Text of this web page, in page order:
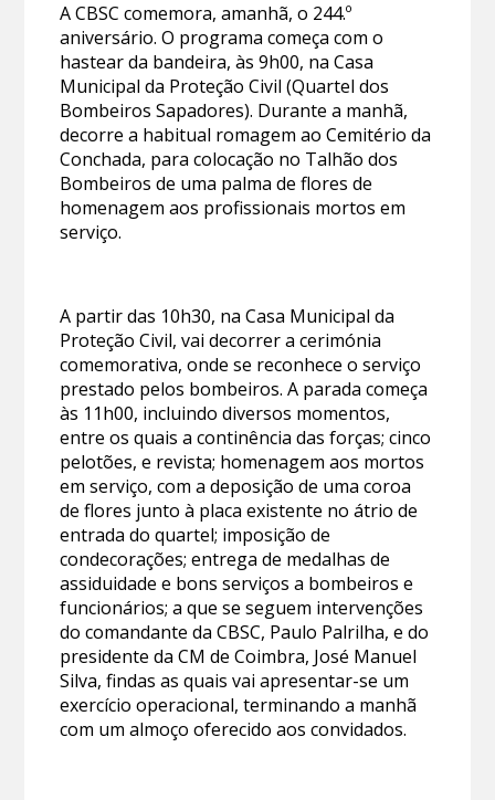
A CBSC comemora, amanhã, o 244.º
aniversário. O programa começa com o
hastear da bandeira, às 9h00, na Casa
Municipal da Proteção Civil (Quartel dos
Bombeiros Sapadores). Durante a manhã,
decorre a habitual romagem ao Cemitério da
Conchada, para colocação no Talhão dos
Bombeiros de uma palma de flores de
homenagem aos profissionais mortos em
serviço.
A partir das 10h30, na Casa Municipal da
Proteção Civil, vai decorrer a cerimónia
comemorativa, onde se reconhece o serviço
prestado pelos bombeiros. A parada começa
às 11h00, incluindo diversos momentos,
entre os quais a continência das forças; cinco
pelotões, e revista; homenagem aos mortos
em serviço, com a deposição de uma coroa
de flores junto à placa existente no átrio de
entrada do quartel; imposição de
condecorações; entrega de medalhas de
assiduidade e bons serviços a bombeiros e
funcionários; a que se seguem intervenções
do comandante da CBSC, Paulo Palrilha, e do
presidente da CM de Coimbra, José Manuel
Silva, findas as quais vai apresentar-se um
exercício operacional, terminando a manhã
com um almoço oferecido aos convidados.